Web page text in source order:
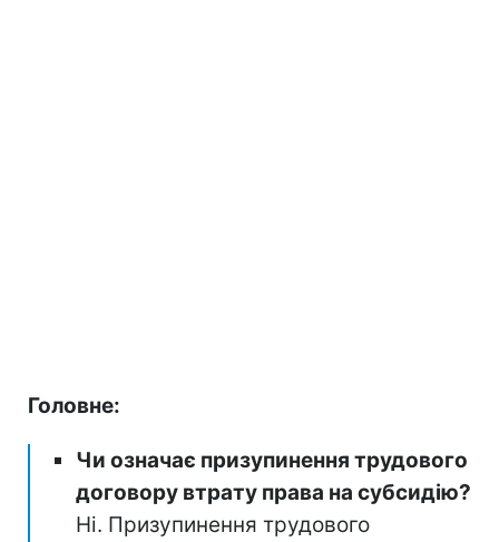
Головне:
Чи означає призупинення трудового
договору втрату права на субсидію?
Ні. Призупинення трудового